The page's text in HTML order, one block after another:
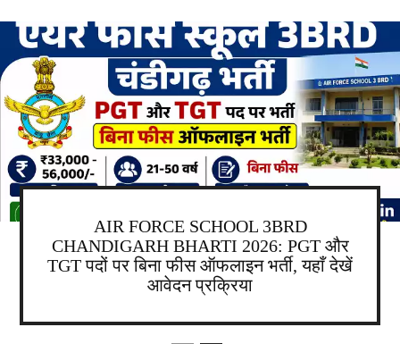
AIR FORCE SCHOOL 3BRD
CHANDIGARH BHARTI 2026: PGT और
TGT पदों पर बिना फीस ऑफलाइन भर्ती, यहाँ देखें
आवेदन प्रक्रिया